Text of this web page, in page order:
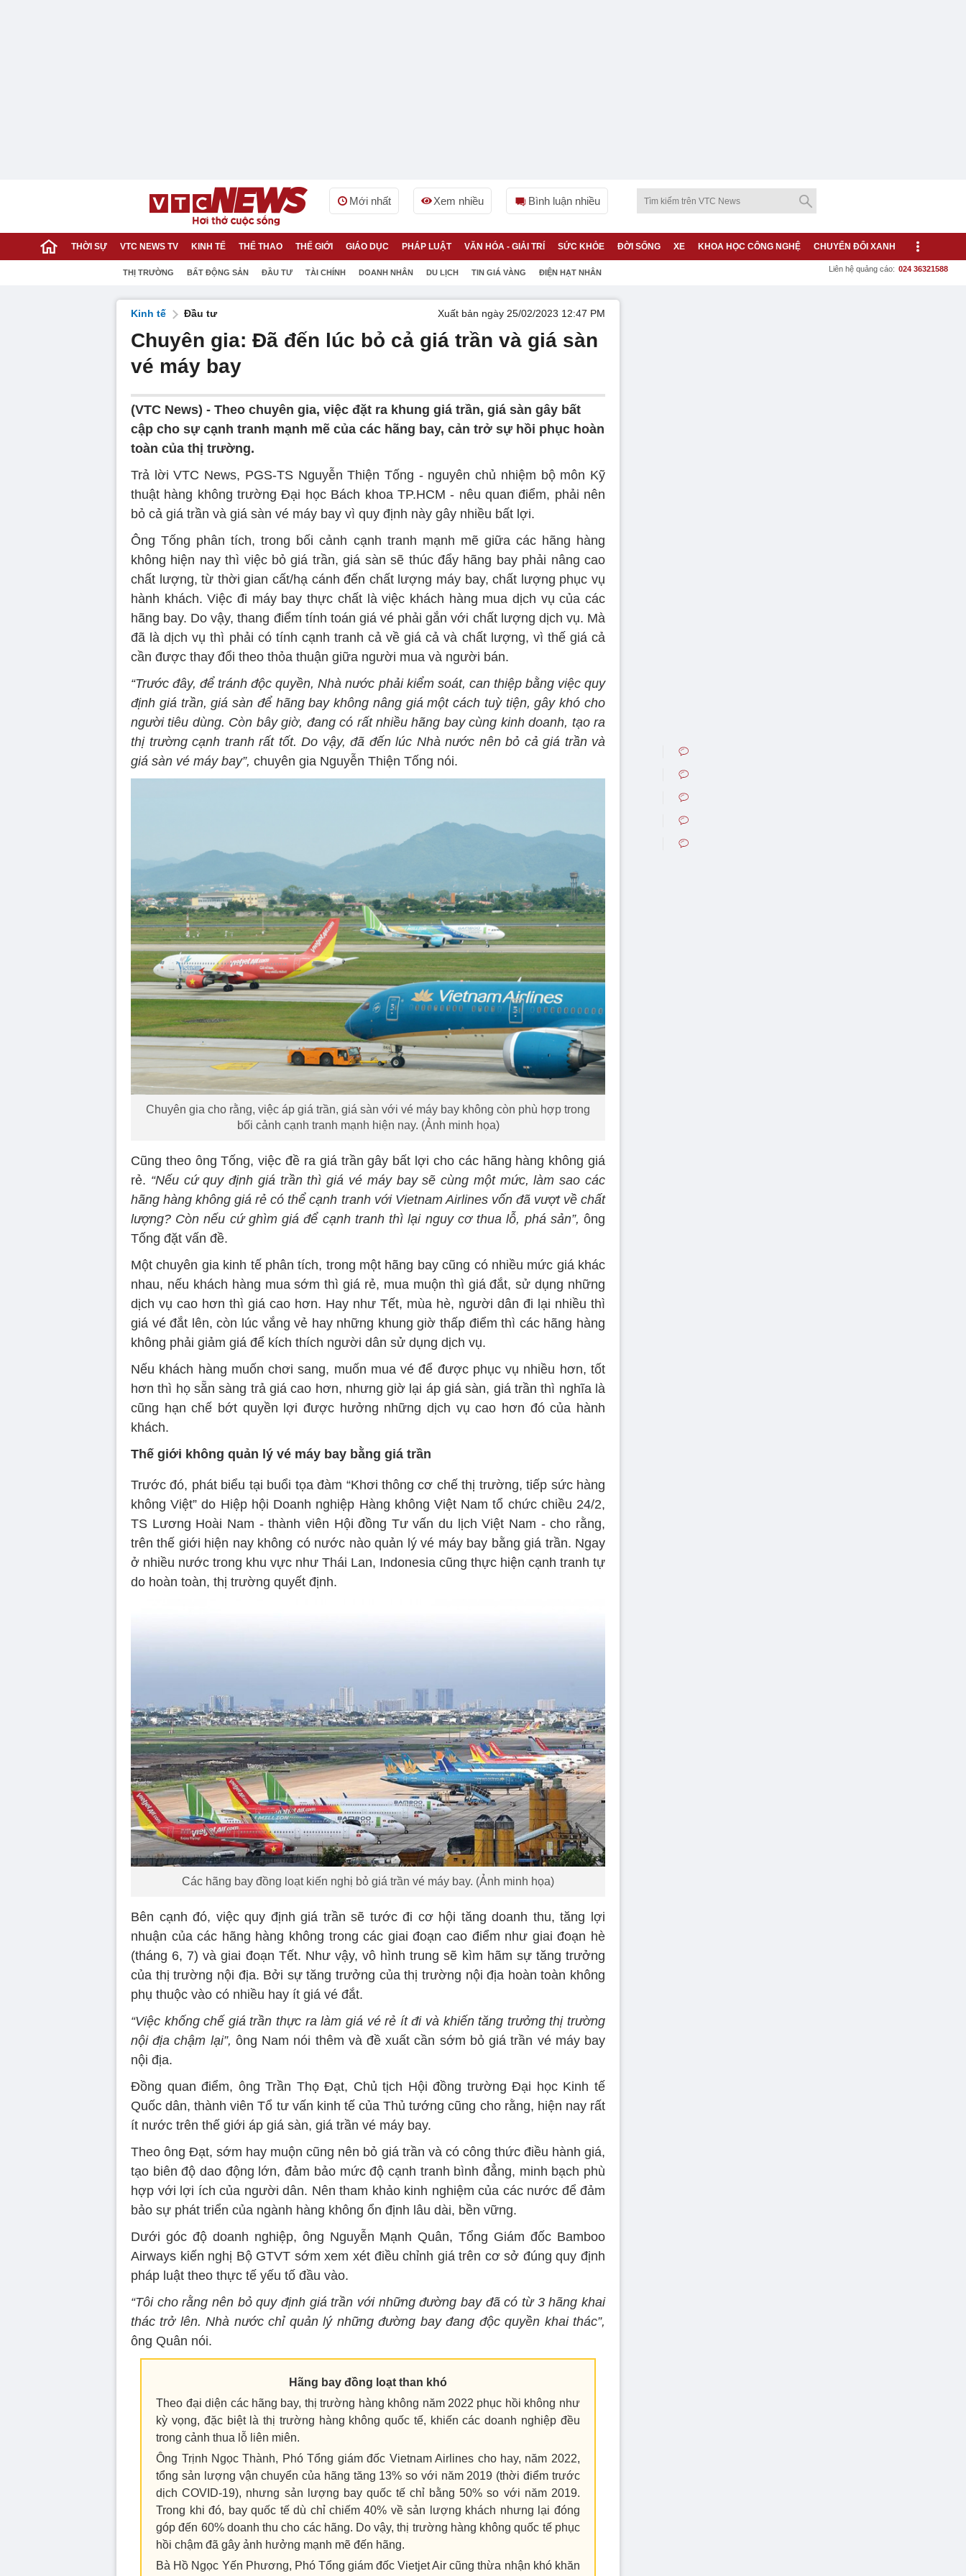
Mới nhất Xem nhiều Bình luận nhiều
THỜI SỰ VTC NEWS TV KINH TẾ THỂ THAO THẾ GIỚI GIÁO DỤC PHÁP LUẬT VĂN HÓA - GIẢI TRÍ SỨC KHỎE ĐỜI SỐNG XE KHOA HỌC CÔNG NGHỆ CHUYỂN ĐỔI XANH
THỊ TRƯỜNG BẤT ĐỘNG SẢN ĐẦU TƯ TÀI CHÍNH DOANH NHÂN DU LỊCH TIN GIÁ VÀNG ĐIỆN HẠT NHÂN Liên hệ quảng cáo: 024 36321588
Kinh tế Đầu tư Xuất bản ngày 25/02/2023 12:47 PM
Chuyên gia: Đã đến lúc bỏ cả giá trần và giá sàn
vé máy bay
(VTC News) - Theo chuyên gia, việc đặt ra khung giá trần, giá sàn gây bất
cập cho sự cạnh tranh mạnh mẽ của các hãng bay, cản trở sự hồi phục hoàn
toàn của thị trường.
Trả lời VTC News, PGS-TS Nguyễn Thiện Tống - nguyên chủ nhiệm bộ môn Kỹ
thuật hàng không trường Đại học Bách khoa TP.HCM - nêu quan điểm, phải nên
bỏ cả giá trần và giá sàn vé máy bay vì quy định này gây nhiều bất lợi.
Ông Tống phân tích, trong bối cảnh cạnh tranh mạnh mẽ giữa các hãng hàng
không hiện nay thì việc bỏ giá trần, giá sàn sẽ thúc đẩy hãng bay phải nâng cao
chất lượng, từ thời gian cất/hạ cánh đến chất lượng máy bay, chất lượng phục vụ
hành khách. Việc đi máy bay thực chất là việc khách hàng mua dịch vụ của các
hãng bay. Do vậy, thang điểm tính toán giá vé phải gắn với chất lượng dịch vụ. Mà
đã là dịch vụ thì phải có tính cạnh tranh cả về giá cả và chất lượng, vì thế giá cả
cần được thay đổi theo thỏa thuận giữa người mua và người bán.
“Trước đây, để tránh độc quyền, Nhà nước phải kiểm soát, can thiệp bằng việc quy
định giá trần, giá sàn để hãng bay không nâng giá một cách tuỳ tiện, gây khó cho
người tiêu dùng. Còn bây giờ, đang có rất nhiều hãng bay cùng kinh doanh, tạo ra
thị trường cạnh tranh rất tốt. Do vậy, đã đến lúc Nhà nước nên bỏ cả giá trần và
giá sàn vé máy bay”, chuyên gia Nguyễn Thiện Tống nói.
Chuyên gia cho rằng, việc áp giá trần, giá sàn với vé máy bay không còn phù hợp trong
bối cảnh cạnh tranh mạnh hiện nay. (Ảnh minh họa)
Cũng theo ông Tống, việc đề ra giá trần gây bất lợi cho các hãng hàng không giá
rẻ. “Nếu cứ quy định giá trần thì giá vé máy bay sẽ cùng một mức, làm sao các
hãng hàng không giá rẻ có thể cạnh tranh với Vietnam Airlines vốn đã vượt về chất
lượng? Còn nếu cứ ghìm giá để cạnh tranh thì lại nguy cơ thua lỗ, phá sản”, ông
Tống đặt vấn đề.
Một chuyên gia kinh tế phân tích, trong một hãng bay cũng có nhiều mức giá khác
nhau, nếu khách hàng mua sớm thì giá rẻ, mua muộn thì giá đắt, sử dụng những
dịch vụ cao hơn thì giá cao hơn. Hay như Tết, mùa hè, người dân đi lại nhiều thì
giá vé đắt lên, còn lúc vắng vẻ hay những khung giờ thấp điểm thì các hãng hàng
không phải giảm giá để kích thích người dân sử dụng dịch vụ.
Nếu khách hàng muốn chơi sang, muốn mua vé để được phục vụ nhiều hơn, tốt
hơn thì họ sẵn sàng trả giá cao hơn, nhưng giờ lại áp giá sàn, giá trần thì nghĩa là
cũng hạn chế bớt quyền lợi được hưởng những dịch vụ cao hơn đó của hành
khách.
Thế giới không quản lý vé máy bay bằng giá trần
Trước đó, phát biểu tại buổi tọa đàm “Khơi thông cơ chế thị trường, tiếp sức hàng
không Việt” do Hiệp hội Doanh nghiệp Hàng không Việt Nam tổ chức chiều 24/2,
TS Lương Hoài Nam - thành viên Hội đồng Tư vấn du lịch Việt Nam - cho rằng,
trên thế giới hiện nay không có nước nào quản lý vé máy bay bằng giá trần. Ngay
ở nhiều nước trong khu vực như Thái Lan, Indonesia cũng thực hiện cạnh tranh tự
do hoàn toàn, thị trường quyết định.
Các hãng bay đồng loạt kiến nghị bỏ giá trần vé máy bay. (Ảnh minh họa)
Bên cạnh đó, việc quy định giá trần sẽ tước đi cơ hội tăng doanh thu, tăng lợi
nhuận của các hãng hàng không trong các giai đoạn cao điểm như giai đoạn hè
(tháng 6, 7) và giai đoạn Tết. Như vậy, vô hình trung sẽ kìm hãm sự tăng trưởng
của thị trường nội địa. Bởi sự tăng trưởng của thị trường nội địa hoàn toàn không
phụ thuộc vào có nhiều hay ít giá vé đắt.
“Việc khống chế giá trần thực ra làm giá vé rẻ ít đi và khiến tăng trưởng thị trường
nội địa chậm lại”, ông Nam nói thêm và đề xuất cần sớm bỏ giá trần vé máy bay
nội địa.
Đồng quan điểm, ông Trần Thọ Đạt, Chủ tịch Hội đồng trường Đại học Kinh tế
Quốc dân, thành viên Tổ tư vấn kinh tế của Thủ tướng cũng cho rằng, hiện nay rất
ít nước trên thế giới áp giá sàn, giá trần vé máy bay.
Theo ông Đạt, sớm hay muộn cũng nên bỏ giá trần và có công thức điều hành giá,
tạo biên độ dao động lớn, đảm bảo mức độ cạnh tranh bình đẳng, minh bạch phù
hợp với lợi ích của người dân. Nên tham khảo kinh nghiệm của các nước để đảm
bảo sự phát triển của ngành hàng không ổn định lâu dài, bền vững.
Dưới góc độ doanh nghiệp, ông Nguyễn Mạnh Quân, Tổng Giám đốc Bamboo
Airways kiến nghị Bộ GTVT sớm xem xét điều chỉnh giá trên cơ sở đúng quy định
pháp luật theo thực tế yếu tố đầu vào.
“Tôi cho rằng nên bỏ quy định giá trần với những đường bay đã có từ 3 hãng khai
thác trở lên. Nhà nước chỉ quản lý những đường bay đang độc quyền khai thác”,
ông Quân nói.
Hãng bay đồng loạt than khó
Theo đại diện các hãng bay, thị trường hàng không năm 2022 phục hồi không như
kỳ vọng, đặc biệt là thị trường hàng không quốc tế, khiến các doanh nghiệp đều
trong cảnh thua lỗ liên miên.
Ông Trịnh Ngọc Thành, Phó Tổng giám đốc Vietnam Airlines cho hay, năm 2022,
tổng sản lượng vận chuyển của hãng tăng 13% so với năm 2019 (thời điểm trước
dịch COVID-19), nhưng sản lượng bay quốc tế chỉ bằng 50% so với năm 2019.
Trong khi đó, bay quốc tế dù chỉ chiếm 40% về sản lượng khách nhưng lại đóng
góp đến 60% doanh thu cho các hãng. Do vậy, thị trường hàng không quốc tế phục
hồi chậm đã gây ảnh hưởng mạnh mẽ đến hãng.
Bà Hồ Ngọc Yến Phương, Phó Tổng giám đốc Vietjet Air cũng thừa nhận khó khăn